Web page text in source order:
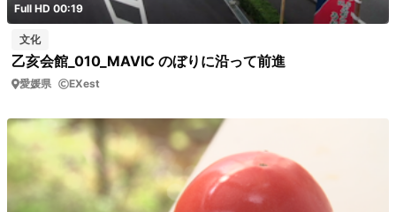
Full HD 00:19
文化
乙亥会館_010_MAVIC のぼりに沿って前進
愛媛県 EXest